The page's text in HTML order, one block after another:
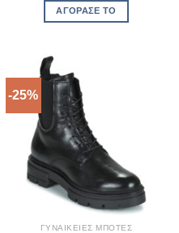
was:
€138,00.
ΑΓΌΡΑΣΈ ΤΟ
-25%
ΓΥΝΑΙΚΕΊΕΣ ΜΠΌΤΕΣ